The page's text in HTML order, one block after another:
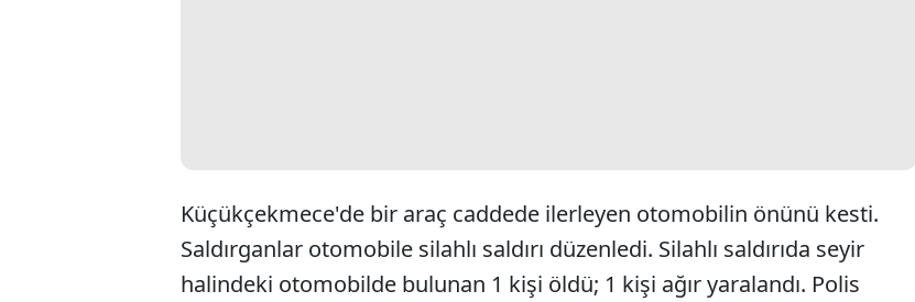
Küçükçekmece'de bir araç caddede ilerleyen otomobilin önünü kesti.
Saldırganlar otomobile silahlı saldırı düzenledi. Silahlı saldırıda seyir
halindeki otomobilde bulunan 1 kişi öldü; 1 kişi ağır yaralandı. Polis